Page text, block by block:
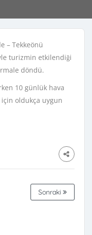
– Tekkeönü
turizmin etkilendiği
döndü.
10 günlük hava
oldukça uygun
Sonraki